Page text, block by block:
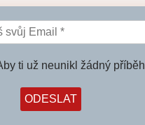
ti už neunikl žádný příběh